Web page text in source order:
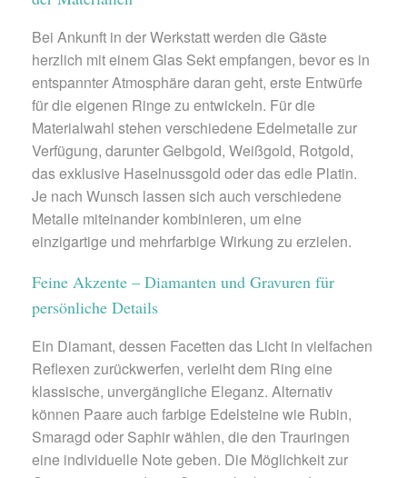
Bei Ankunft in der Werkstatt werden die Gäste
herzlich mit einem Glas Sekt empfangen, bevor es in
entspannter Atmosphäre daran geht, erste Entwürfe
für die eigenen Ringe zu entwickeln. Für die
Materialwahl stehen verschiedene Edelmetalle zur
Verfügung, darunter Gelbgold, Weißgold, Rotgold,
das exklusive Haselnussgold oder das edle Platin.
Je nach Wunsch lassen sich auch verschiedene
Metalle miteinander kombinieren, um eine
einzigartige und mehrfarbige Wirkung zu erzielen.
Feine Akzente – Diamanten und Gravuren für
persönliche Details
Ein Diamant, dessen Facetten das Licht in vielfachen
Reflexen zurückwerfen, verleiht dem Ring eine
klassische, unvergängliche Eleganz. Alternativ
können Paare auch farbige Edelsteine wie Rubin,
Smaragd oder Saphir wählen, die den Trauringen
eine individuelle Note geben. Die Möglichkeit zur